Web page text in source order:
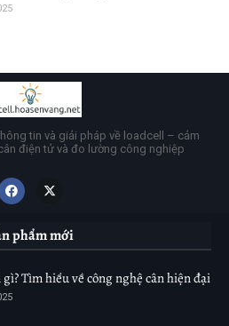
tin và giải pháp về loadcell – cảm
điện tử và đo lường công nghiệp
phẩm mới
Tìm hiểu về công nghệ cân hiện đại